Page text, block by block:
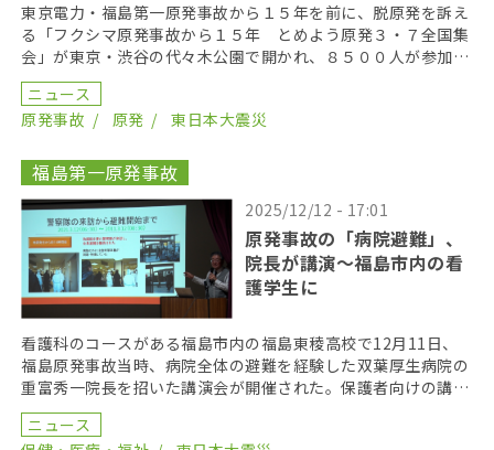
東京電力・福島第一原発事故から１５年を前に、脱原発を訴え
る「フクシマ原発事故から１５年 とめよう原発３・７全国集
会」が東京・渋谷の代々木公園で開かれ、８５００人が参加し
た。 集会は、「さようなら原発１０００万人アクション […]
ニュース
原発事故
原発 東日本大震災
福島第一原発事故
2025/12/12 - 17:01
原発事故の「病院避難」、
院長が講演～福島市内の看
護学生に
看護科のコースがある福島市内の福島東稜高校で12月11日、
福島原発事故当時、病院全体の避難を経験した双葉厚生病院の
重富秀一院長を招いた講演会が開催された。保護者向けの講演
会だったが、看護科の生徒も参加。15年前に起きた病 […]
ニュース